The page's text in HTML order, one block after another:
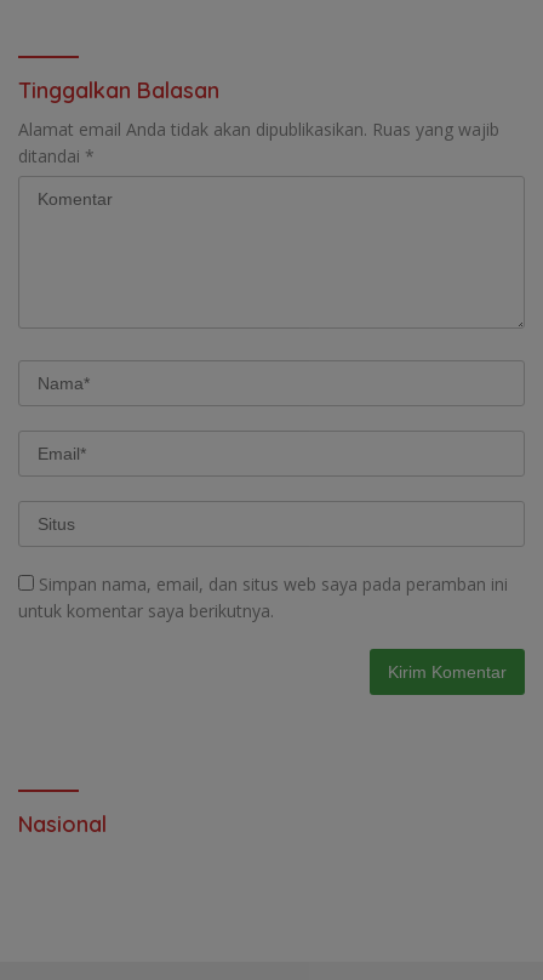
Tinggalkan Balasan
Alamat email Anda tidak akan dipublikasikan. Ruas yang wajib
ditandai *
Simpan nama, email, dan situs web saya pada peramban ini
untuk komentar saya berikutnya.
Nasional